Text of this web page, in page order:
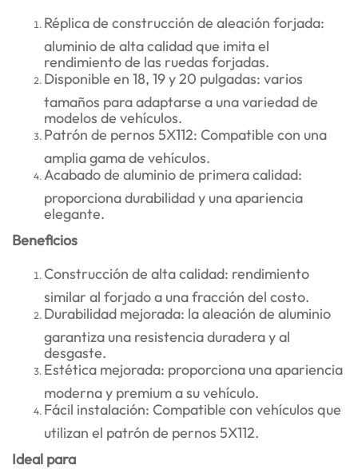
Réplica de construcción de aleación forjada:
aluminio de alta calidad que imita el
rendimiento de las ruedas forjadas.
Disponible en 18, 19 y 20 pulgadas: varios
tamaños para adaptarse a una variedad de
modelos de vehículos.
Patrón de pernos 5X112: Compatible con una
amplia gama de vehículos.
Acabado de aluminio de primera calidad:
proporciona durabilidad y una apariencia
elegante.
Beneficios
Construcción de alta calidad: rendimiento
similar al forjado a una fracción del costo.
Durabilidad mejorada: la aleación de aluminio
garantiza una resistencia duradera y al
desgaste.
Estética mejorada: proporciona una apariencia
moderna y premium a su vehículo.
Fácil instalación: Compatible con vehículos que
utilizan el patrón de pernos 5X112.
Ideal para